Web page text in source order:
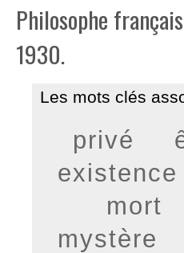
Philosophe
1930.
Les mots clés
privé
existence
mort
mystère